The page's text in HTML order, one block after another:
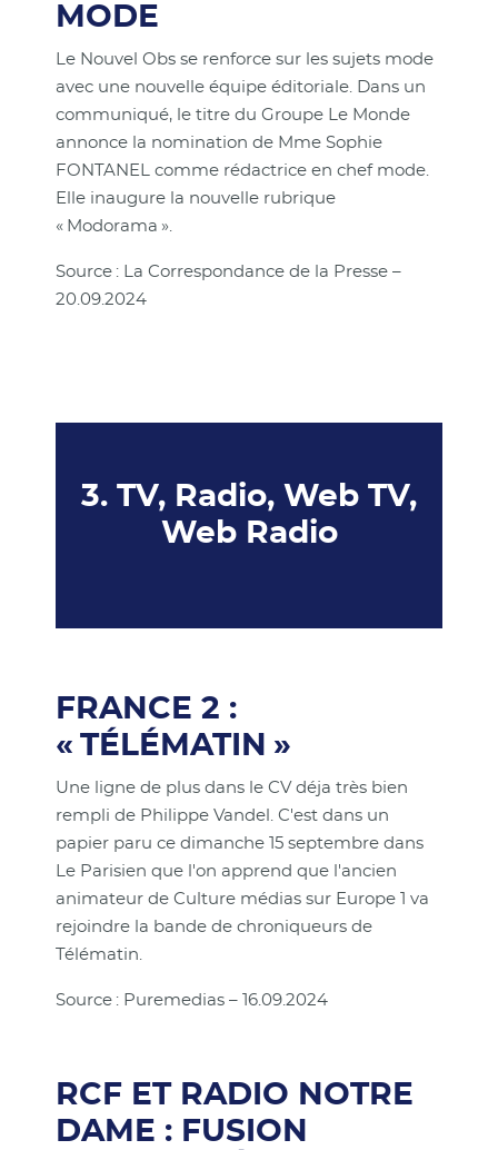
MODE
Le Nouvel Obs se renforce sur les sujets mode
avec une nouvelle équipe éditoriale. Dans un
communiqué, le titre du Groupe Le Monde
annonce la nomination de Mme Sophie
FONTANEL comme rédactrice en chef mode.
Elle inaugure la nouvelle rubrique
« Modorama ».
Source : La Correspondance de la Presse –
20.09.2024
3. TV, Radio, Web TV,
Web Radio
FRANCE 2 :
« TÉLÉMATIN »
Une ligne de plus dans le CV déja très bien
rempli de Philippe Vandel. C'est dans un
papier paru ce dimanche 15 septembre dans
Le Parisien que l'on apprend que l'ancien
animateur de Culture médias sur Europe 1 va
rejoindre la bande de chroniqueurs de
Télématin.
Source : Puremedias – 16.09.2024
RCF ET RADIO NOTRE
DAME : FUSION